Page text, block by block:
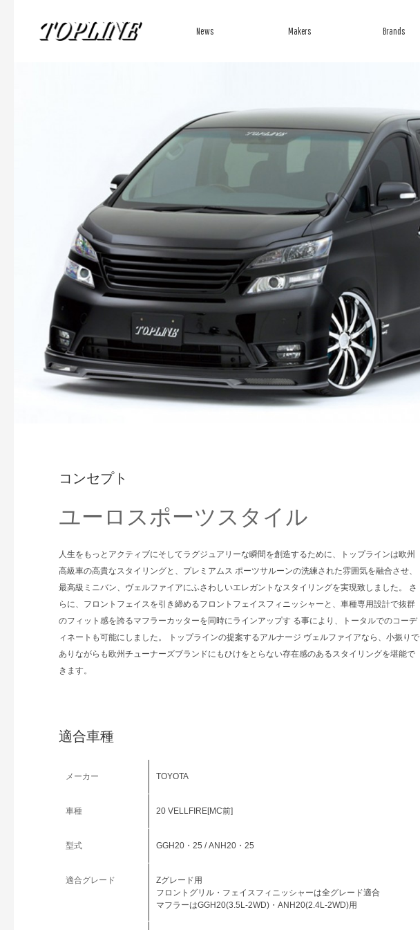
News Makers Brands
コンセプト
ユーロスポーツスタイル
人生をもっとアクティブにそしてラグジュアリーな瞬間を創造するために、トップラインは欧州
高級車の高貴なスタイリングと、プレミアムス ポーツサルーンの洗練された雰囲気を融合させ、
最高級ミニバン、ヴェルファイアにふさわしいエレガントなスタイリングを実現致しました。 さ
らに、フロントフェイスを引き締めるフロントフェイスフィニッシャーと、車種専用設計で抜群
のフィット感を誇るマフラーカッターを同時にラインアップす る事により、トータルでのコーデ
ィネートも可能にしました。 トップラインの提案するアルナージ ヴェルファイアなら、小振りで
ありながらも欧州チューナーズブランドにもひけをとらない存在感のあるスタイリングを堪能で
きます。
適合車種
メーカー TOYOTA
車種 20 VELLFIRE[MC前]
型式 GGH20・25 / ANH20・25
適合グレード
Zグレード用
フロントグリル・フェイスフィニッシャーは全グレード適合
マフラーはGGH20(3.5L-2WD)・ANH20(2.4L-2WD)用